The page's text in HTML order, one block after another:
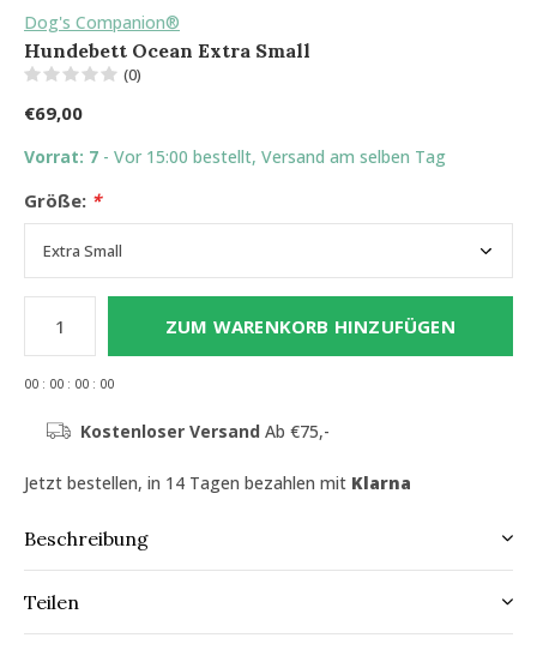
Dog's Companion®
Hundebett Ocean Extra Small
(0)
€69,00
Vorrat: 7 - Vor 15:00 bestellt, Versand am selben Tag
Größe: *
ZUM WARENKORB HINZUFÜGEN
00 : 00 : 00 : 00
Kostenloser Versand Ab €75,-
Jetzt bestellen, in 14 Tagen bezahlen mit Klarna
Beschreibung
Teilen